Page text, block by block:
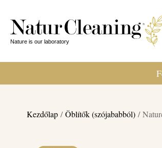
Kezdőlap /Öblítők (szójababból) /